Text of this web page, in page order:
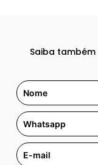
Saiba